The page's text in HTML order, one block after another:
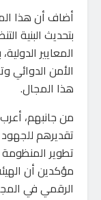
أضاف أن هذا
بتحديث البنية
المعايير
الأمن الدوائي
هذا المجال.
من جانبهم،
تقديرهم
تطوير المنظومة
مؤكدين أن
الرقمي في